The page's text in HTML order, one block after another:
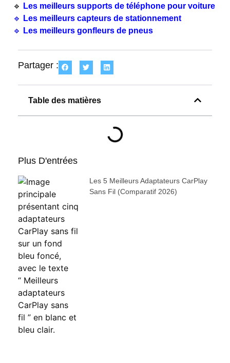
🔹
Les meilleurs supports de téléphone pour voiture
🔹
Les meilleurs capteurs de stationnement
🔹
Les meilleurs gonfleurs de pneus
Partager :
Table des matières
Plus D'entrées
Les 5 Meilleurs Adaptateurs CarPlay
Sans Fil (comparatif 2026)